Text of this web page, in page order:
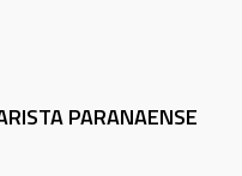
PARANAENSE